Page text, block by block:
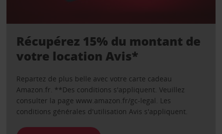
Récupérez 15% du montant de
votre location Avis*
Repartez de plus belle avec votre carte cadeau
Amazon.fr. **Des conditions s'appliquent. Veuillez
consulter la page www.amazon.fr/gc-legal. Les
conditions générales d'utilisation Avis s'appliquent.